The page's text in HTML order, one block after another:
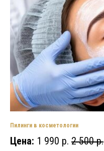
Пилинги в косметологии
Цена: 1 990 р. 2 500 р.